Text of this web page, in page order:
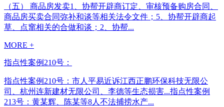
（五） 商品房发卖1、协帮开辟商订定、审核预备购房合同、
商品房买卖合同弥补和谈等相关法令文件；5、协帮开辟商起
草、点窜相关的合做和谈；2、协帮...
MORE +
指点性案例210号：
指点性案例210号：市人平易近诉江西正鹏环保科技无限公
司、杭州连新建材无限公司、李德等生态损害...指点性案例
213号：黄某辉、陈某等8人不法捕捞水产...